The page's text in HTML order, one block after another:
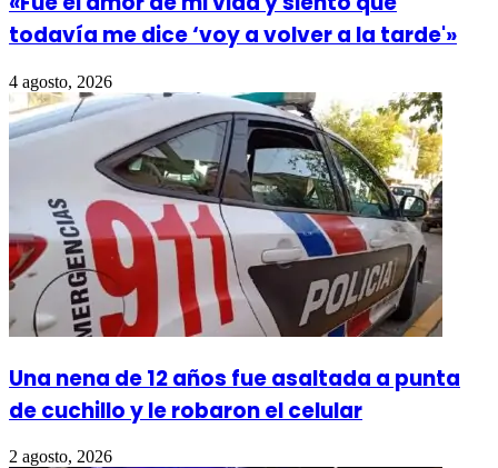
todavía me dice ‘voy a volver a la tarde'»
4 agosto, 2026
Una nena de 12 años fue asaltada a punta
de cuchillo y le robaron el celular
2 agosto, 2026